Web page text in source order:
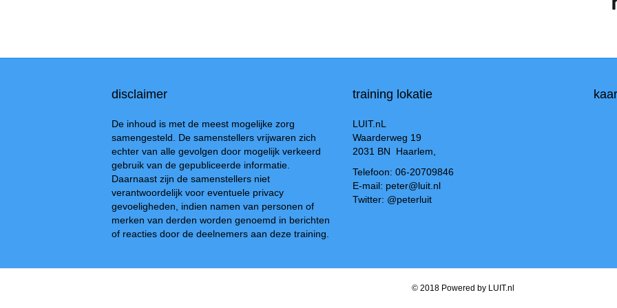
disclaimer
De inhoud is met de meest mogelijke zorg
samengesteld. De samenstellers vrijwaren zich
echter van alle gevolgen door mogelijk verkeerd
gebruik van de gepubliceerde informatie.
Daarnaast zijn de samenstellers niet
verantwoordelijk voor eventuele privacy
gevoeligheden, indien namen van personen of
merken van derden worden genoemd in berichten
of reacties door de deelnemers aan deze training.
training lokatie
LUIT.nL
Waarderweg 19
2031 BN Haarlem,
Telefoon: 06-20709846
E-mail: peter@luit.nl
Twitter: @peterluit
© 2018 Powered by LUIT.nl